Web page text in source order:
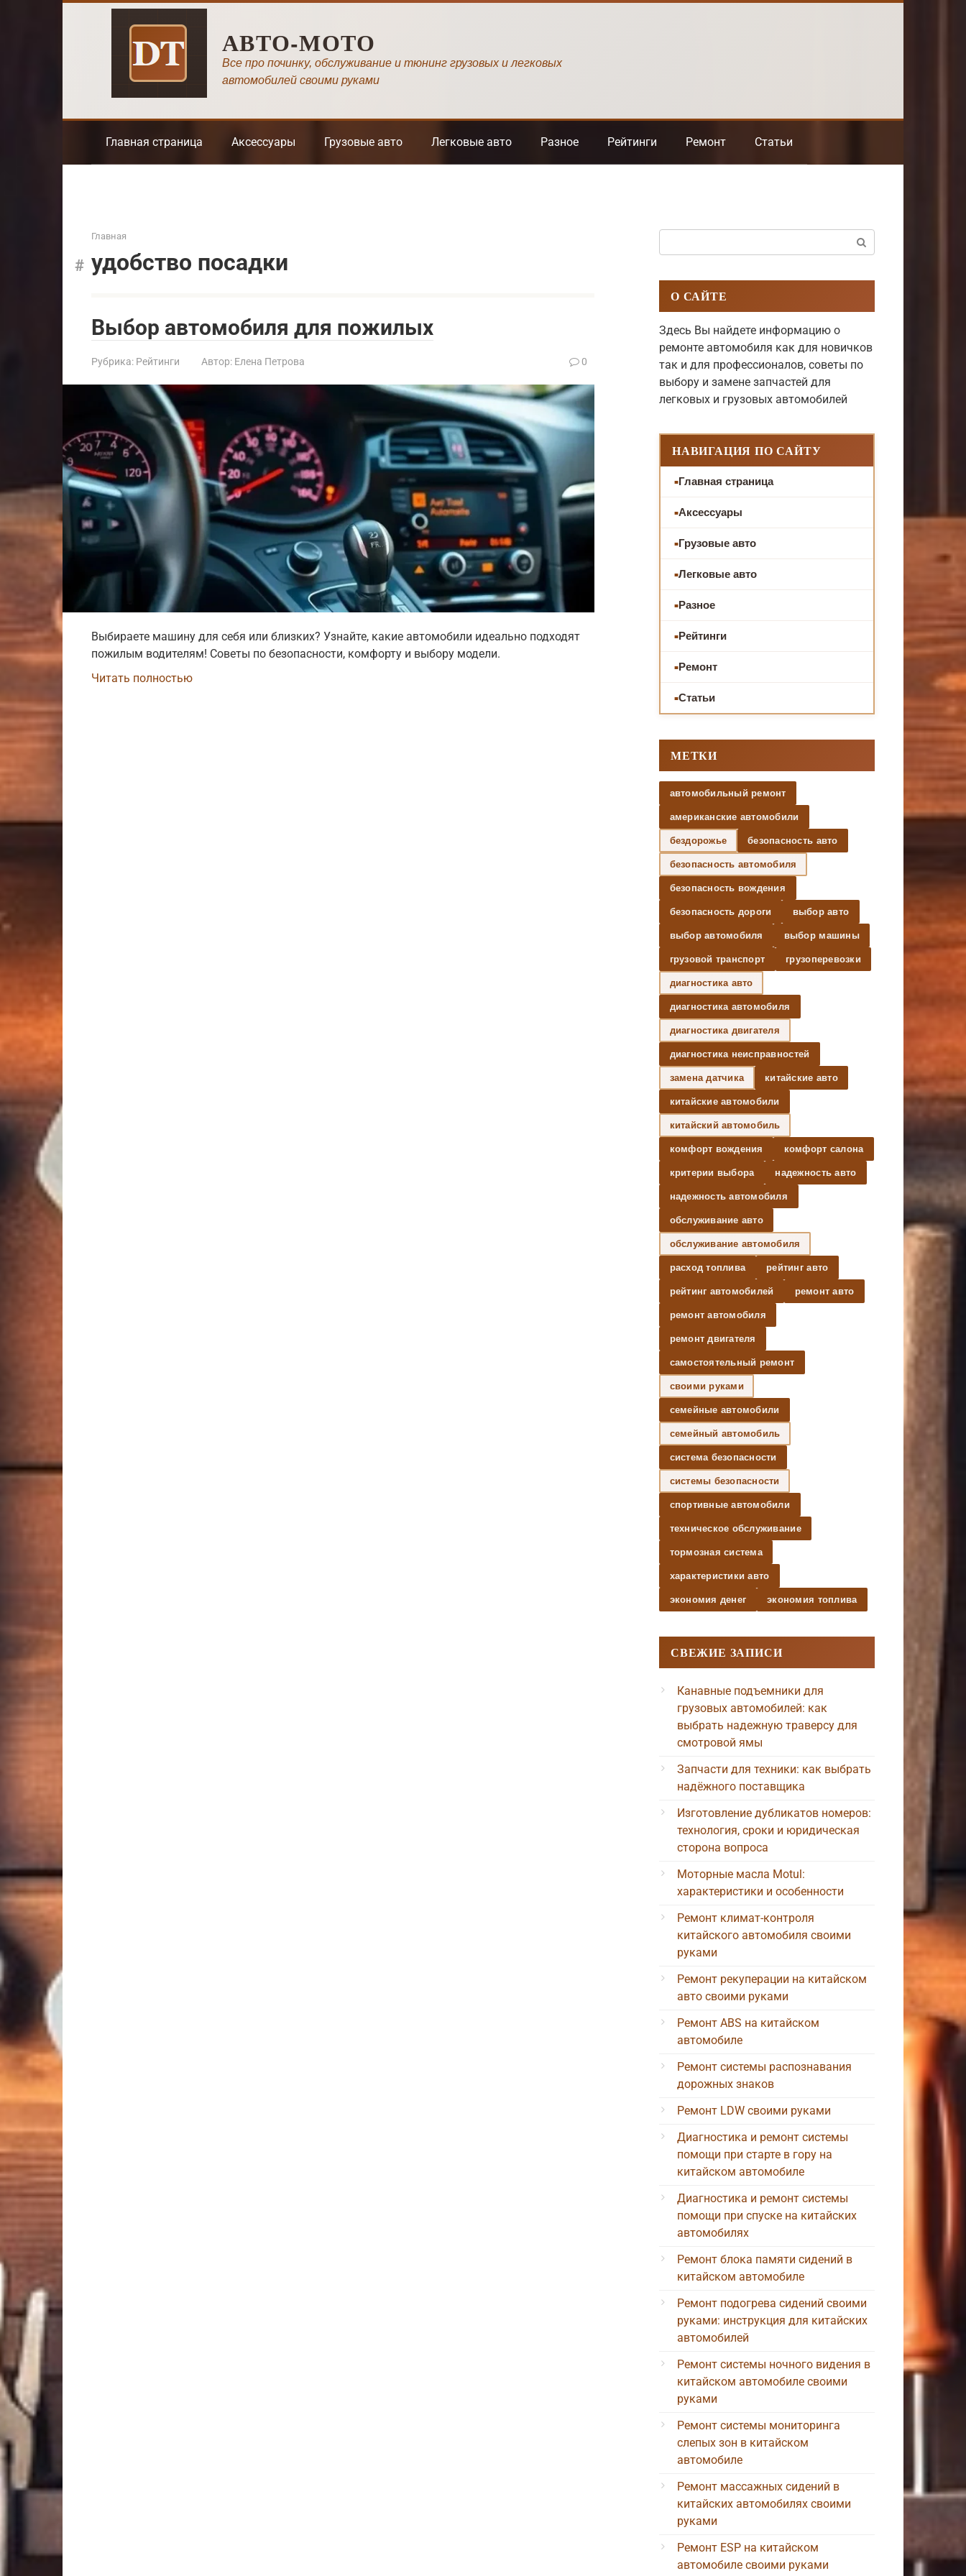
АВТО-МОТО
Все про починку, обслуживание и тюнинг грузовых и легковых
автомобилей своими руками
Главная страница Аксессуары Грузовые авто Легковые авто Разное Рейтинги Ремонт Статьи
Главная
удобство посадки
Выбор автомобиля для пожилых
Рубрика: Рейтинги Автор: Елена Петрова 0
Выбираете машину для себя или близких? Узнайте, какие автомобили идеально подходят
пожилым водителям! Советы по безопасности, комфорту и выбору модели.
Читать полностью
О САЙТЕ
Здесь Вы найдете информацию о
ремонте автомобиля как для новичков
так и для профессионалов, советы по
выбору и замене запчастей для
легковых и грузовых автомобилей
НАВИГАЦИЯ ПО САЙТУ
Главная страница
Аксессуары
Грузовые авто
Легковые авто
Разное
Рейтинги
Ремонт
Статьи
МЕТКИ
автомобильный ремонт
американские автомобили
бездорожье безопасность авто
безопасность автомобиля
безопасность вождения
безопасность дороги выбор авто
выбор автомобиля выбор машины
грузовой транспорт грузоперевозки
диагностика авто
диагностика автомобиля
диагностика двигателя
диагностика неисправностей
замена датчика китайские авто
китайские автомобили
китайский автомобиль
комфорт вождения комфорт салона
критерии выбора надежность авто
надежность автомобиля
обслуживание авто
обслуживание автомобиля
расход топлива рейтинг авто
рейтинг автомобилей ремонт авто
ремонт автомобиля
ремонт двигателя
самостоятельный ремонт
своими руками
семейные автомобили
семейный автомобиль
система безопасности
системы безопасности
спортивные автомобили
техническое обслуживание
тормозная система
характеристики авто
экономия денег экономия топлива
СВЕЖИЕ ЗАПИСИ
Канавные подъемники для
грузовых автомобилей: как
выбрать надежную траверсу для
смотровой ямы
Запчасти для техники: как выбрать
надёжного поставщика
Изготовление дубликатов номеров:
технология, сроки и юридическая
сторона вопроса
Моторные масла Motul:
характеристики и особенности
Ремонт климат-контроля
китайского автомобиля своими
руками
Ремонт рекуперации на китайском
авто своими руками
Ремонт ABS на китайском
автомобиле
Ремонт системы распознавания
дорожных знаков
Ремонт LDW своими руками
Диагностика и ремонт системы
помощи при старте в гору на
китайском автомобиле
Диагностика и ремонт системы
помощи при спуске на китайских
автомобилях
Ремонт блока памяти сидений в
китайском автомобиле
Ремонт подогрева сидений своими
руками: инструкция для китайских
автомобилей
Ремонт системы ночного видения в
китайском автомобиле своими
руками
Ремонт системы мониторинга
слепых зон в китайском
автомобиле
Ремонт массажных сидений в
китайских автомобилях своими
руками
Ремонт ESP на китайском
автомобиле своими руками